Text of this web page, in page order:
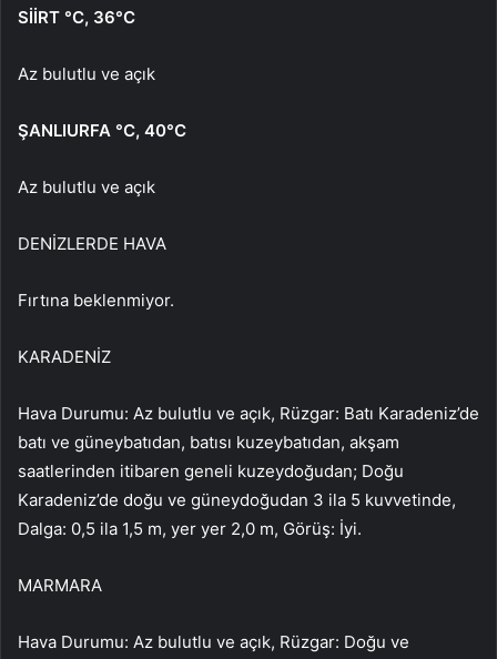
SİİRT °C, 36°C
Az bulutlu ve açık
ŞANLIURFA °C, 40°C
Az bulutlu ve açık
DENİZLERDE HAVA
Fırtına beklenmiyor.
KARADENİZ
Hava Durumu: Az bulutlu ve açık, Rüzgar: Batı Karadeniz’de
batı ve güneybatıdan, batısı kuzeybatıdan, akşam
saatlerinden itibaren geneli kuzeydoğudan; Doğu
Karadeniz’de doğu ve güneydoğudan 3 ila 5 kuvvetinde,
Dalga: 0,5 ila 1,5 m, yer yer 2,0 m, Görüş: İyi.
MARMARA
Hava Durumu: Az bulutlu ve açık, Rüzgar: Doğu ve